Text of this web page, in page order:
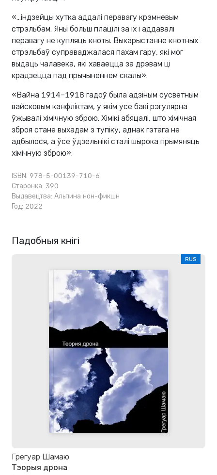
«...індзейцы хутка аддалі перавагу крэмневым
стрэльбам. Яны больш плацілі за іх і аддавалі
перавагу не купляць кноты. Выкарыстанне кнотных
стрэльбаў суправаджалася пахам гару, які мог
выдаць чалавека, які хаваецца за дрэвам ці
крадзецца пад прычыненнем скалы».
«Вайна 1914–1918 гадоў была адзіным сусветным
вайсковым канфліктам, у якім усе бакі рэгулярна
ўжывалі хімічную зброю. Хімікі абяцалі, што хімічная
зброя стане выхадам з тупіку, аднак гэтага не
адбылося, а ўсе ўдзельнікі сталі шырока прымяняць
хімічную зброю».
ISBN: 978-5-00139-710-6
Старонка: 390
Выдавецтва: Альпина нон-фикшн
Год: 2022
Падобныя кнігі
RUS
Грегуар Шамаю
Тэорыя дрона